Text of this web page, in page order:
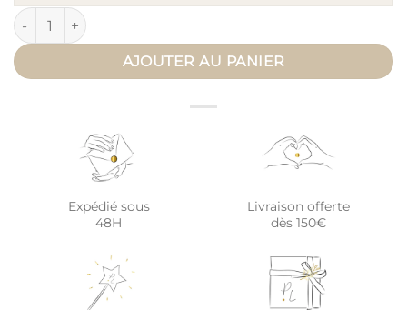
quantité de Bola de grossesse COEUR A COEUR - cordon de
AJOUTER AU PANIER
Expédié sous
48H
Livraison offerte
dès 150€